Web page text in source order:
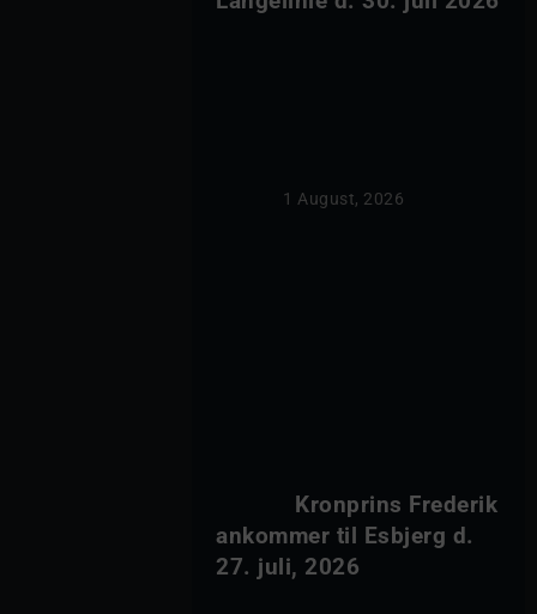
                1 August, 2026
ankommer til Esbjerg d.
27. juli, 2026